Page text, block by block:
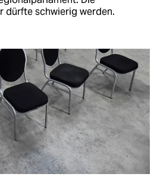
dürfte schwierig werden.